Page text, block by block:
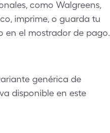
como Walgreens,
imprime, o guarda tu
en el mostrador de pago.
genérica de
disponible en este